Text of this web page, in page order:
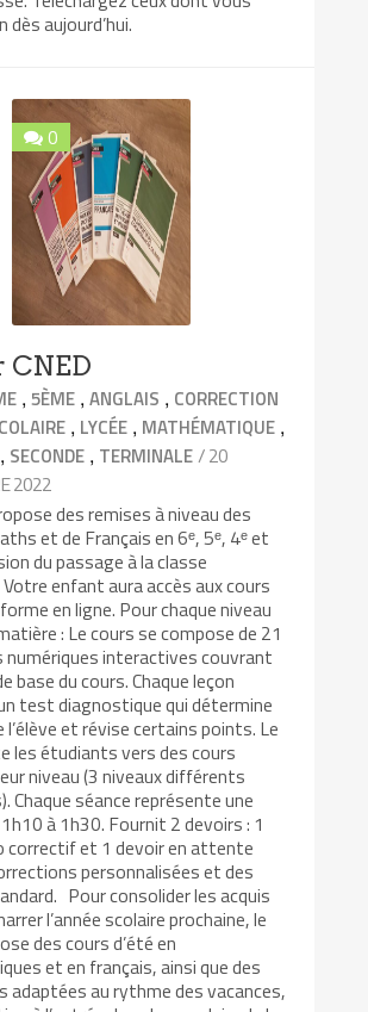
dès aujourd’hui.
0
CNED
,5ÈME ,ANGLAIS , CORRECTION
, LYCÉE , MATHÉMATIQUE ,
, SECONDE , TERMINALE/ 20
2022
des remises à niveau des
et de Français en 6ᵉ, 5ᵉ, 4ᵉ et
du passage à la classe
enfant aura accès aux cours
en ligne. Pour chaque niveau
: Le cours se compose de 21
numériques interactives couvrant
base du cours. Chaque leçon
test diagnostique qui détermine
l’élève et révise certains points. Le
les étudiants vers des cours
niveau (3 niveaux différents
Chaque séance représente une
à 1h30. Fournit 2 devoirs : 1
correctif et 1 devoir en attente
personnalisées et des
Pour consolider les acquis
l’année scolaire prochaine, le
des cours d’été en
et en français, ainsi que des
adaptées au rythme des vacances,